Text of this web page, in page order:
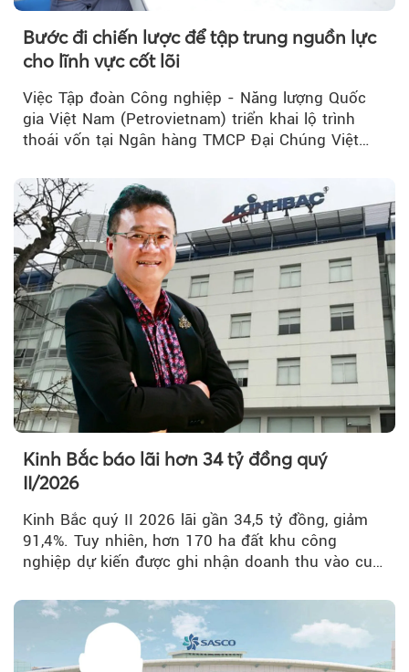
Bước đi chiến lược để tập trung nguồn lực
cho lĩnh vực cốt lõi
Việc Tập đoàn Công nghiệp - Năng lượng Quốc
gia Việt Nam (Petrovietnam) triển khai lộ trình
thoái vốn tại Ngân hàng TMCP Đại Chúng Việt
Kinh Bắc báo lãi hơn 34 tỷ đồng quý
II/2026
Kinh Bắc quý II 2026 lãi gần 34,5 tỷ đồng, giảm
91,4%. Tuy nhiên, hơn 170 ha đất khu công
nghiệp dự kiến được ghi nhận doanh thu vào cuối